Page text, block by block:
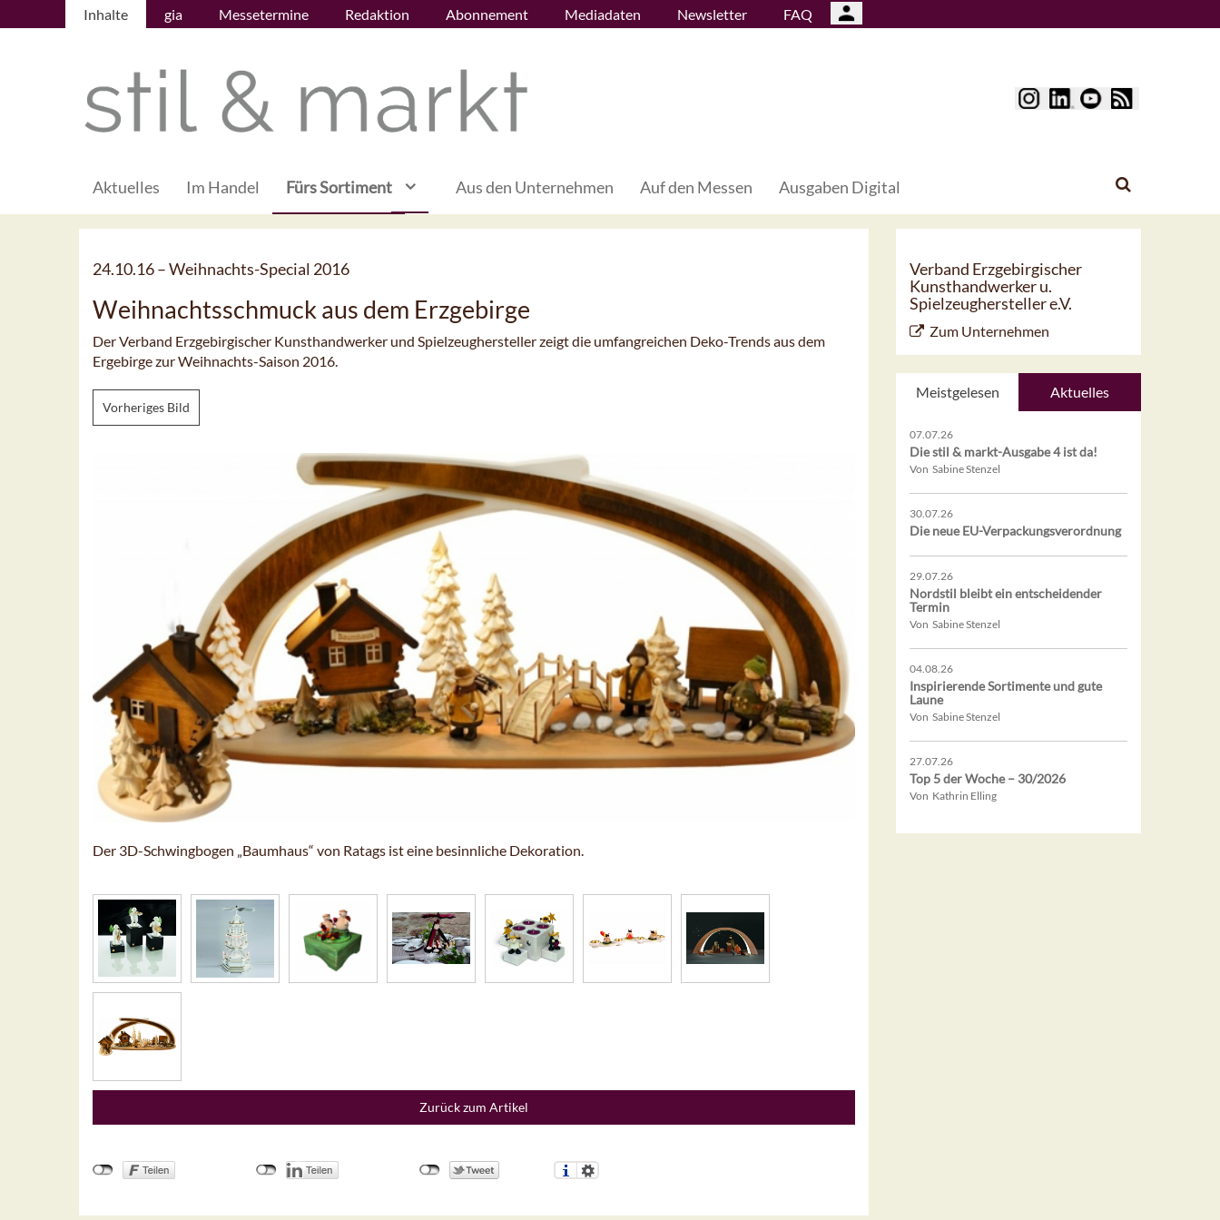
Inhalte gia Messetermine Redaktion Abonnement Mediadaten Newsletter FAQ
Aktuelles Im Handel Fürs Sortiment Aus den Unternehmen Auf den Messen Ausgaben Digital
24.10.16 –Weihnachts-Special 2016
Weihnachtsschmuck aus dem Erzgebirge
Der Verband Erzgebirgischer Kunsthandwerker und Spielzeughersteller zeigt die umfangreichen Deko-Trends aus dem
Ergebirge zur Weihnachts-Saison 2016.
Vorheriges Bild
Der 3D-Schwingbogen „Baumhaus“ von Ratags ist eine besinnliche Dekoration.
Zurück zum Artikel
Verband Erzgebirgischer
Kunsthandwerker u.
Spielzeughersteller e.V.
Zum Unternehmen
Meistgelesen Aktuelles
07.07.26
Die stil & markt-Ausgabe 4 ist da!
Von Sabine Stenzel
30.07.26
Die neue EU-Verpackungsverordnung
29.07.26
Nordstil bleibt ein entscheidender
Termin
Von Sabine Stenzel
04.08.26
Inspirierende Sortimente und gute
Laune
Von Sabine Stenzel
27.07.26
Top 5 der Woche – 30/2026
Von Kathrin Elling